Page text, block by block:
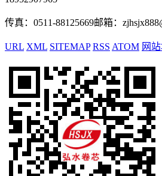
传真：0511-88125669邮箱：
URL XML SITEMAP RSS ATOM 网